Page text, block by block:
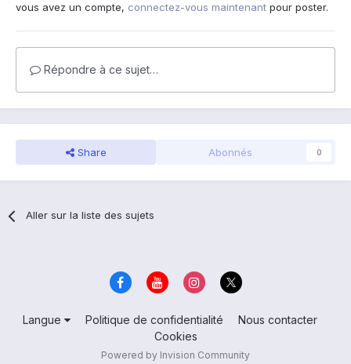
vous avez un compte, connectez-vous maintenant pour poster.
Répondre à ce sujet…
Share Abonnés 0
Aller sur la liste des sujets
Langue Politique de confidentialité
Nous contacter
Cookies
Powered by Invision Community